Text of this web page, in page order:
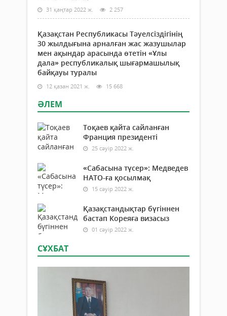
31 қаңтар 2022 ж. 2 257
Қазақстан Республикасы Тәуелсіздігінің
30 жылдығына арналған жас жазушылар
мен ақындар арасында өтетін «Ұлы
дала» республикалық шығармашылық
байқауы туралы
12 қазан 2021 ж. 15 668
ӘЛЕМ
Тоқаев қайта сайланған
Франция президенті
25 сәуір 2022 ж.
«Сабасына түсер»: Медведев
НАТО-ға қосылмақ
15 сәуір 2022 ж.
Қазақстандықтар бүгіннен
бастап Кореяға визасыз
01 сәуір 2022 ж.
СҰХБАТ